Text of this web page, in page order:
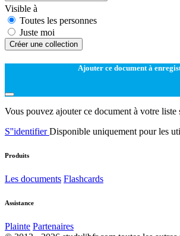
Visible à
Toutes les personnes
Juste moi
Créer une collection
Ajouter ce document à
Vous pouvez ajouter ce document à votre liste
S''identifierDisponible uniquement pour les
Produits
Les documents Flashcards
Assistance
Plainte Partenaires